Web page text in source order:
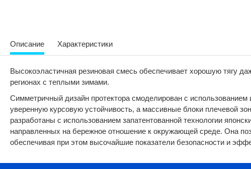
Описание Характеристики
Высокоэластичная резиновая смесь обеспечивает хорошую тягу
регионах с теплыми зимами.
Симметричный дизайн протектора смоделирован с
уверенную курсовую устойчивость, а массивные блоки плечевой
разработаны с использованием запатентованной технологии
направленных на бережное отношение к окружающей среде. Она
обеспечивая при этом высочайшие показатели безопасности и